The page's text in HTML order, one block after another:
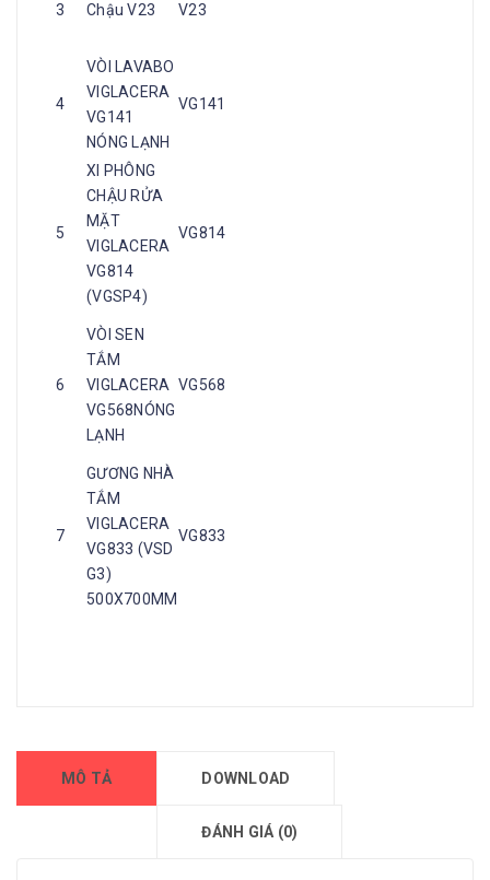
3 Chậu V23 V23
4
VÒI LAVABO
VIGLACERA
VG141
NÓNG LẠNH
VG141
5
XI PHÔNG
CHẬU RỬA
MẶT
VIGLACERA
VG814
(VGSP4)
VG814
6
VÒI SEN
TẮM
VIGLACERA
VG568NÓNG
LẠNH
VG568
7
GƯƠNG NHÀ
TẮM
VIGLACERA
VG833 (VSD
G3)
500X700MM
VG833
MÔ TẢ DOWNLOAD
ĐÁNH GIÁ (0)